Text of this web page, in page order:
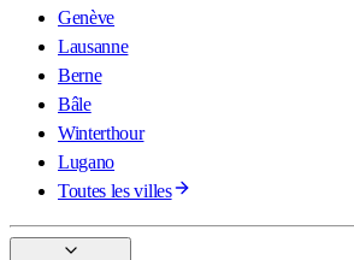
Genève
Lausanne
Berne
Bâle
Winterthour
Lugano
Toutes les villes